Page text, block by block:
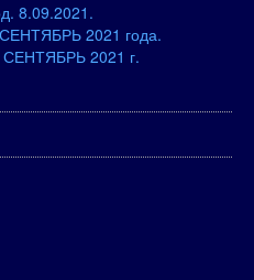
8.09.2021.
2021 года.
СЕНТЯБРЬ 2021 г.